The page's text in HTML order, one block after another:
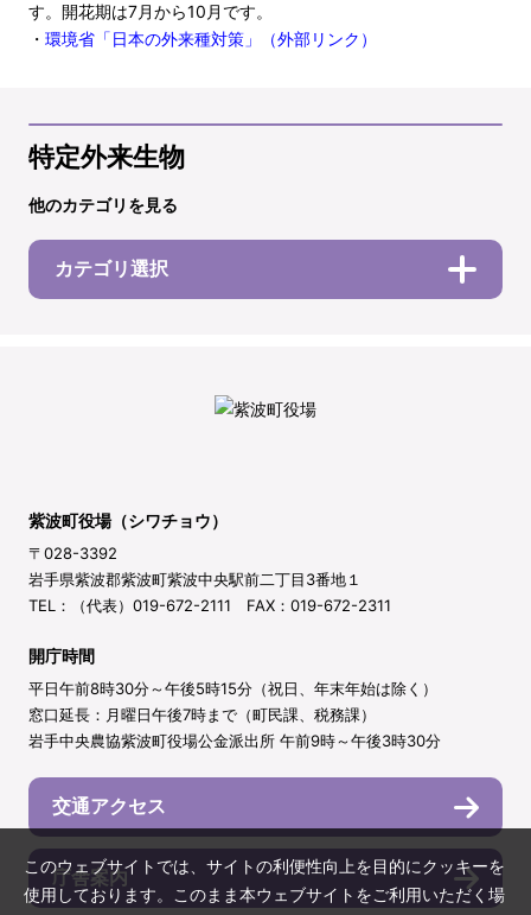
す。開花期は7月から10月です。
・ 環境省「日本の外来種対策」（外部リンク）
特定外来生物
他のカテゴリを見る
カテゴリ選択
紫波町役場（シワチョウ）
〒028-3392
岩手県紫波郡紫波町紫波中央駅前二丁目3番地１
TEL：（代表）019-672-2111 FAX：019-672-2311
開庁時間
平日午前8時30分～午後5時15分（祝日、年末年始は除く）
窓口延長：月曜日午後7時まで（町民課、税務課）
岩手中央農協紫波町役場公金派出所 午前9時～午後3時30分
交通アクセス
庁舎案内
このウェブサイトでは、サイトの利便性向上を目的にクッキーを
使用しております。このまま本ウェブサイトをご利用いただく場